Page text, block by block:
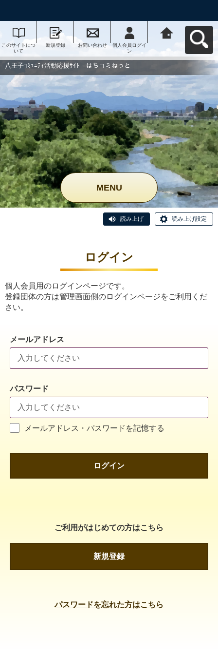
このサイトにつ
いて
新規登録 お問い合わせ
個人会員ログイ
ン
動応援ｻｲﾄ はち
コミねっとへ戻
八王子ｺﾐｭﾆﾃｨ活動応援ｻｲﾄ はちコミねっと
MENU
読み上げ 読み上げ設定
ログイン
個人会員用のログインページです。
登録団体の方は管理画面側のログインページをご利用くだ
さい。
メールアドレス
パスワード
メールアドレス・パスワードを記憶する
ログイン
ご利用がはじめての方はこちら
新規登録
パスワードを忘れた方はこちら